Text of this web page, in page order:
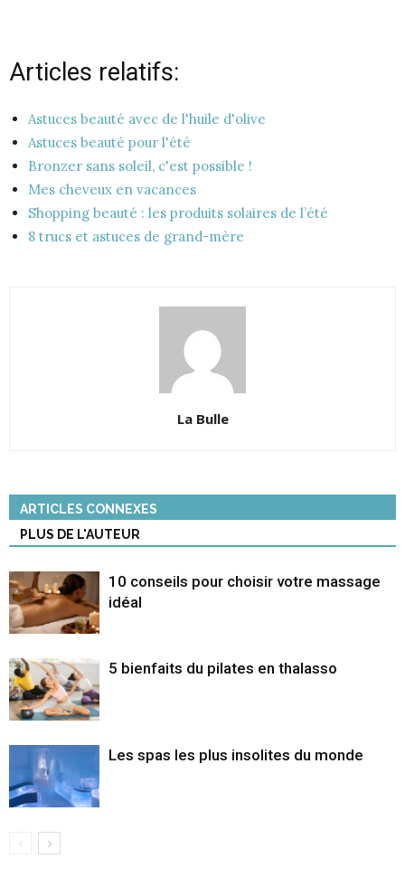
Articles relatifs:
Astuces beauté avec de l'huile d'olive
Astuces beauté pour l'été
Bronzer sans soleil, c'est possible !
Mes cheveux en vacances
Shopping beauté : les produits solaires de l’été
8 trucs et astuces de grand-mère
La Bulle
ARTICLES CONNEXES
PLUS DE L'AUTEUR
10 conseils pour choisir votre massage
idéal
5 bienfaits du pilates en thalasso
Les spas les plus insolites du monde